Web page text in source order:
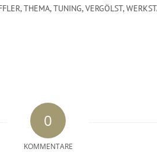
,THEMA,TUNING,VERGÖLST,
0
KOMMENTARE